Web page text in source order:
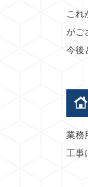
これ
がご
今後
業務
工事